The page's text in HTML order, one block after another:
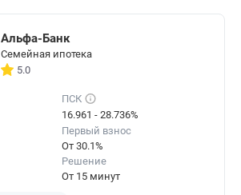
Альфа-Банк
Семейная ипотека
5.0
ПСК
16.961 - 28.736%
Первый взнос
От 30.1%
Решение
От 15 минут